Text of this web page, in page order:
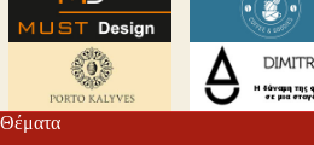
Θέματα